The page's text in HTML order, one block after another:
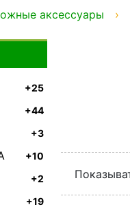
аксессуары
+25
+44
+3
+10
+2
+19